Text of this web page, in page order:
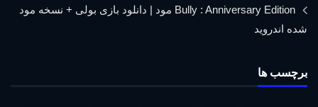
Bully : Anniversary Edition مود | دانلود بازی بولی + نسخه مود
شده اندروید
برچسب ها